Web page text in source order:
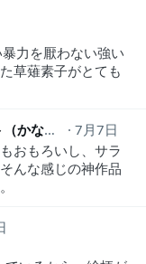
力を厭わない強い
草薙素子がとても
備後備中独立派 サブアカウント（かなたへsub）
7月7日
おもろいし、サラ
んな感じの神作品